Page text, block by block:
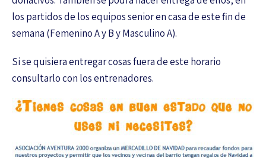
los partidos de los equipos senior en casa de este fin de
semana (Femenino A y B y Masculino A).
Si se quisiera entregar cosas fuera de este horario
consultarlo con los entrenadores.